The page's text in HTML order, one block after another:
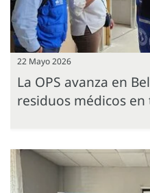
22 Mayo 2026
La OPS avanza en
residuos médicos